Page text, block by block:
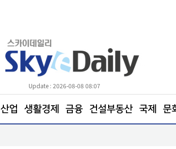
Update : 2026-08-08 08:07
산업 생활경제 금융 건설부동산 국제 문